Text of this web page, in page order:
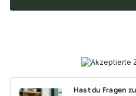
Hast du Fragen